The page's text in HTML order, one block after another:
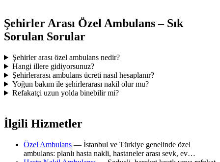
Şehirler Arası Özel Ambulans– Sık
Sorulan Sorular
Şehirler arası özel ambulans nedir?
Hangi illere gidiyorsunuz?
Şehirlerarası ambulans ücreti nasıl hesaplanır?
Yoğun bakım ile şehirlerarası nakil olur mu?
Refakatçi uzun yolda binebilir mi?
İlgili Hizmetler
Özel Ambulans — İstanbul ve Türkiye genelinde özel
ambulans: planlı hasta nakli, hastaneler arası sevk, ev…